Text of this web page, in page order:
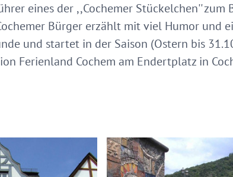
eines der ,,Cochemer Stückelchen'' zum
Bürger erzählt mit viel Humor und
und startet in der Saison (Ostern bis
Ferienland Cochem am Endertplatz in